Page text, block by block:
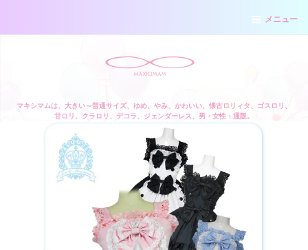
メニュー
マキシマムは、大きい～普通サイズ、ゆめ、やみ、かわいい、懐古ロリィタ、ゴスロリ、
甘ロリ、クラロリ、デコラ、ジェンダーレス、男・女性・通販。